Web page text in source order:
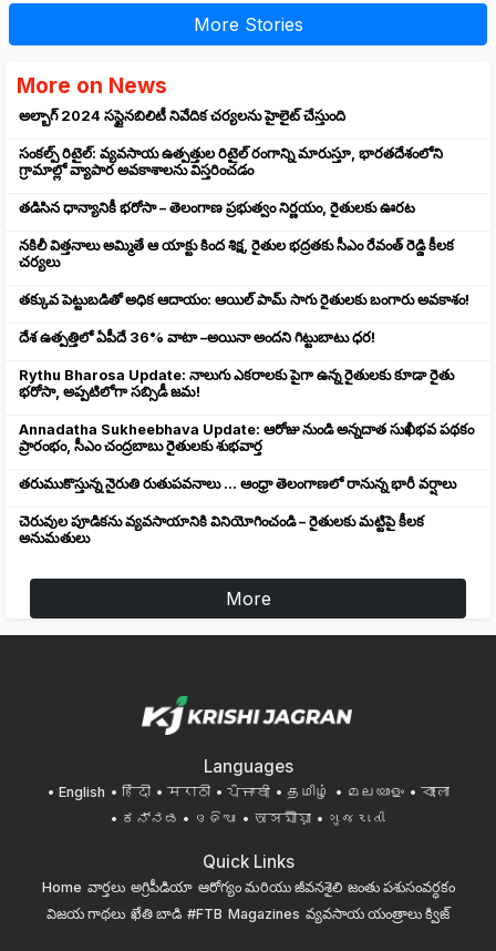
More Stories
More on News
అల్బాగ్ 2024 సస్టైనబిలిటీ నివేదిక చర్యలను హైలైట్ చేస్తుంది
సంకల్ప్ రిటైల్: వ్యవసాయ ఉత్పత్తుల రిటైల్ రంగాన్ని మారుస్తూ, భారతదేశంలోని
గ్రామాల్లో వ్యాపార అవకాశాలను విస్తరించడం
తడిసిన ధాన్యానికీ భరోసా – తెలంగాణ ప్రభుత్వం నిర్ణయం, రైతులకు ఊరట
నకిలీ విత్తనాలు అమ్మితే ఆ యాక్టు కింద శిక్ష, రైతుల భద్రతకు సీఎం రేవంత్ రెడ్డి కీలక
చర్యలు
తక్కువ పెట్టుబడితో అధిక ఆదాయం: ఆయిల్ పామ్ సాగు రైతులకు బంగారు అవకాశం!
దేశ ఉత్పత్తిలో ఏపీదే 36% వాటా –అయినా అందని గిట్టుబాటు ధర!
Rythu Bharosa Update: నాలుగు ఎకరాలకు పైగా ఉన్న రైతులకు కూడా రైతు
భరోసా, అప్పటిలోగా సబ్సిడీ జమ!
Annadatha Sukheebhava Update: ఆరోజు నుండి అన్నదాత సుఖీభవ పథకం
ప్రారంభం, సీఎం చంద్రబాబు రైతులకు శుభవార్త
తరుముకొస్తున్న నైరుతి రుతుపవనాలు ... ఆంధ్రా తెలంగాణలో రానున్న భారీ వర్షాలు
చెరువుల పూడికను వ్యవసాయానికి వినియోగించండి – రైతులకు మట్టిపై కీలక
అనుమతులు
More
Languages
English हिंदी मराठी ਪੰਜਾਬੀ தமிழ் മലയാളം
বাংলা
ಕನ್ನಡ
ଓଡିଆ অসমীয়া ગુજરાતી
Quick Links
Home వార్తలు అగ్రిపీడియా ఆరోగ్యం మరియు జీవనశైలి జంతు పశుసంవర్ధకం
విజయ గాథలు ఖేతి బాడి #FTB Magazines వ్యవసాయ యంత్రాలు క్విజ్